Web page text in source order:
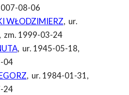
08-06
WŁODZIMIERZ, ur.
zm. 1999-03-24
, ur. 1945-05-18,
04
, ur. 1984-01-31,
24